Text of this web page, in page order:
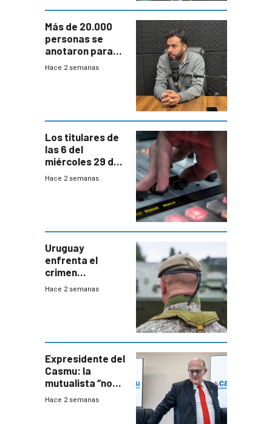
Más de 20.000
personas se
anotaron para
las pruebas
Hace 2 semanas
Los titulares de
las 6 del
miércoles 29 de
julio de 2026
Hace 2 semanas
Uruguay
enfrenta el
crimen
organizado con
seguridad
Hace 2 semanas
Expresidente del
Casmu: la
mutualista “no
está para pagar”
Hace 2 semanas